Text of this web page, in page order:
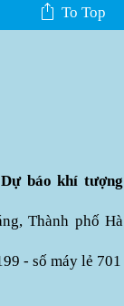
To Top
báo khí tượng
Thành phố Hà
- số máy lẻ 701